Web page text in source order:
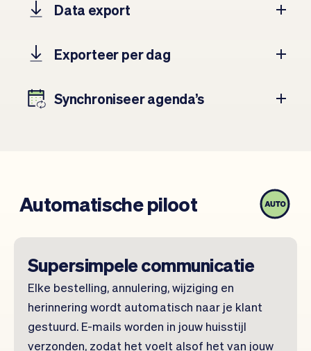
Data export
Exporteer per dag
Synchroniseer agenda’s
Automatische piloot
Supersimpele communicatie
Elke bestelling, annulering, wijziging en
herinnering wordt automatisch naar je klant
gestuurd. E-mails worden in jouw huisstijl
verzonden, zodat het voelt alsof het van jouw